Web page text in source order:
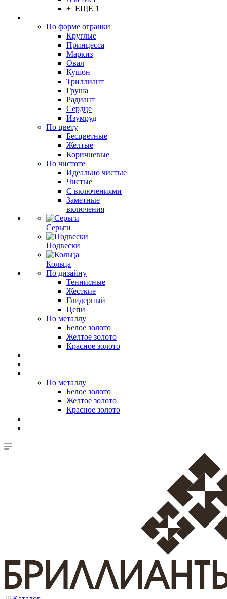
+ ЕЩЕ 1
По форме огранки
Круглые
Принцесса
Маркиз
Овал
Кушон
Триллиант
Груша
Радиант
Сердце
Изумруд
По цвету
Бесцветные
Желтые
Коричневые
По чистоте
Идеально чистые
Чистые
С включениями
Заметные
включения
Серьги
Подвески
Кольца
По дизайну
Теннисные
Жесткие
Глидерный
Цепи
По металлу
Белое золото
Желтое золото
Красное золото
По металлу
Белое золото
Желтое золото
Красное золото